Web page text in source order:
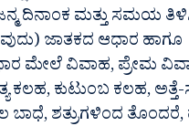
ದಿನಾಂಕ ಮತ್ತು ಸಮಯ
ಜಾತಕದ ಆಧಾರ ಹಾಗೂ
ಮೇಲೆ ವಿವಾಹ, ಪ್ರೇಮ
ಕಲಹ, ಕುಟುಂಬ ಕಲಹ,
ಬಾಧೆ, ಶತ್ರುಗಳಿಂದ